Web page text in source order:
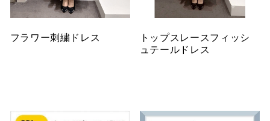
フラワー刺繍ドレス
トップスレースフィッシ
ュテールドレス